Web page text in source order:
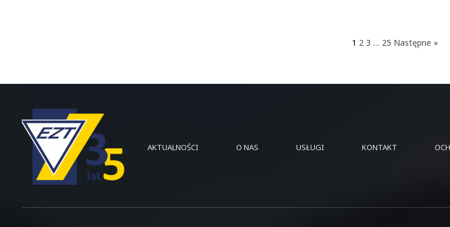
1 2 3 … 25 Następne »
AKTUALNOŚCI O NAS USŁUGI KONTAKT